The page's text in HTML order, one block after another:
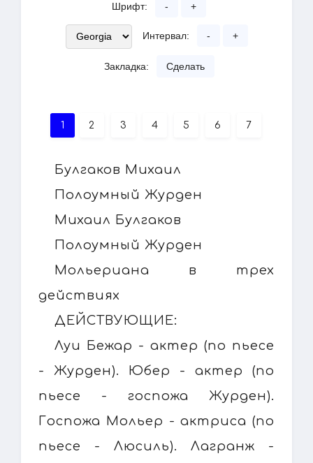
Шрифт: - +
Интервал: - +
Закладка: Сделать
1 2 3 4 5 6 7
Булгаков Михаил
Полоумный Журден
Михаил Булгаков
Полоумный Журден
Мольериана в трех
действиях
ДЕЙСТВУЮЩИЕ:
Луи Бежар - актер (по пьесе
- Журден). Юбер - актер (по
пьесе - госпожа Журден).
Госпожа Мольер - актриса (по
пьесе - Люсиль). Лагранж -